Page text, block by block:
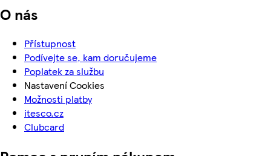
O nás
Přístupnost
Podívejte se, kam doručujeme
Poplatek za službu
Nastavení Cookies
Možnosti platby
itesco.cz
Clubcard